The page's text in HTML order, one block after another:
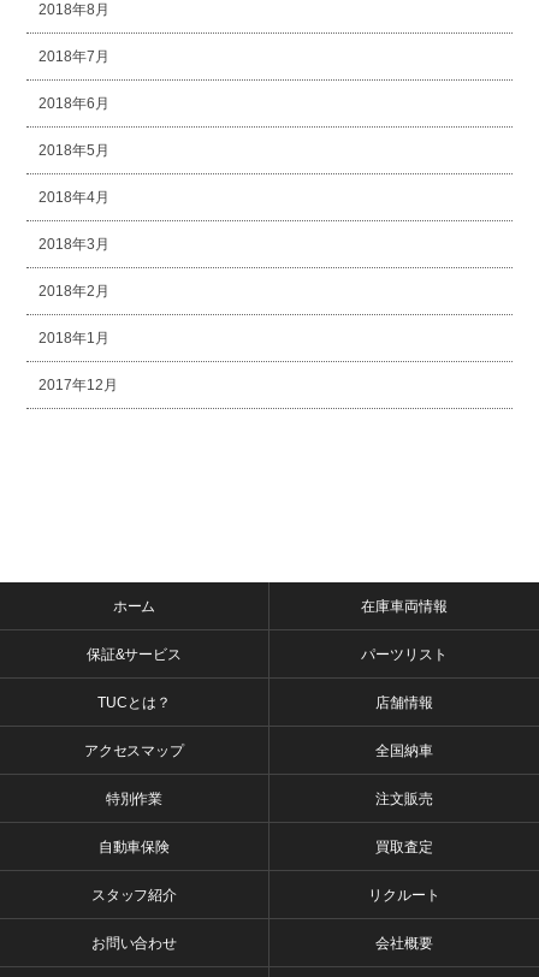
2018年8月
2018年7月
2018年6月
2018年5月
2018年4月
2018年3月
2018年2月
2018年1月
2017年12月
ホーム 在庫車両情報
保証&サービス パーツリスト
TUCとは？ 店舗情報
アクセスマップ 全国納車
特別作業 注文販売
自動車保険 買取査定
スタッフ紹介 リクルート
お問い合わせ 会社概要